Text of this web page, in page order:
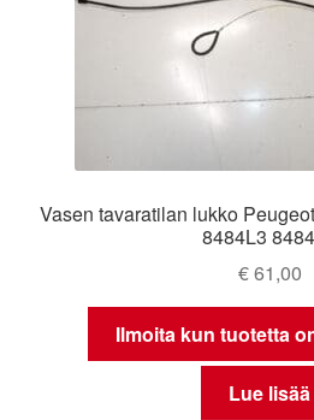
Vasen tavaratilan lukko
8484L3
€61,00
Ilmoita kun tuotetta
Lue lisää